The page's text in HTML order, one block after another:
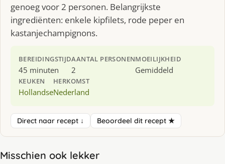
genoeg voor 2 personen. Belangrijkste
ingrediënten: enkele kipfilets, rode peper en
kastanjechampignons.
BEREIDINGSTIJD
45 minuten
AANTAL PERSONEN
2
MOEILIJKHEID
Gemiddeld
KEUKEN
Hollandse
HERKOMST
Nederland
Direct naar recept ↓ Beoordeel dit recept ★
Misschien ook lekker